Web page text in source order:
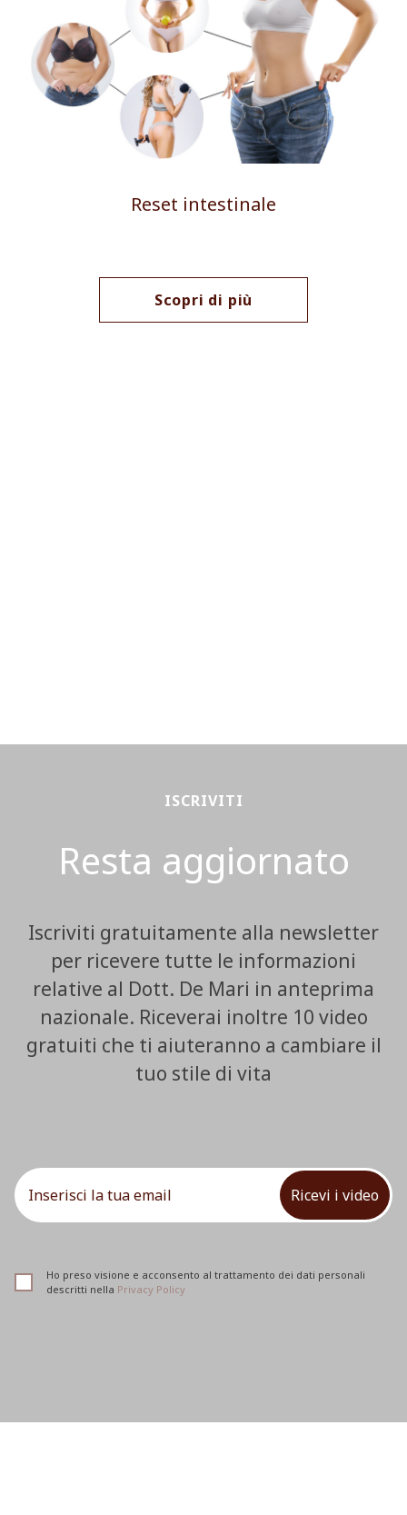
Reset intestinale
Scopri di più
ISCRIVITI
Resta aggiornato
Iscriviti gratuitamente alla newsletter
per ricevere tutte le informazioni
relative al Dott. De Mari in anteprima
nazionale. Riceverai inoltre 10 video
gratuiti che ti aiuteranno a cambiare il
tuo stile di vita
Ricevi i video
Ho preso visione e acconsento al trattamento dei dati personali
descritti nella Privacy Policy